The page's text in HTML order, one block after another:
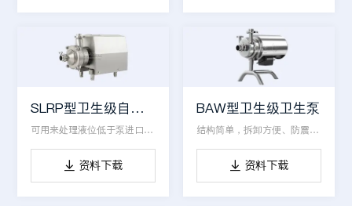
SLRP型卫生级自吸泵
可用来处理液位低于泵进口的吸取物料
 资料下载
BAW型卫生级卫生泵
结构简单，拆卸方便、防震装置、低噪音、高效率
 资料下载